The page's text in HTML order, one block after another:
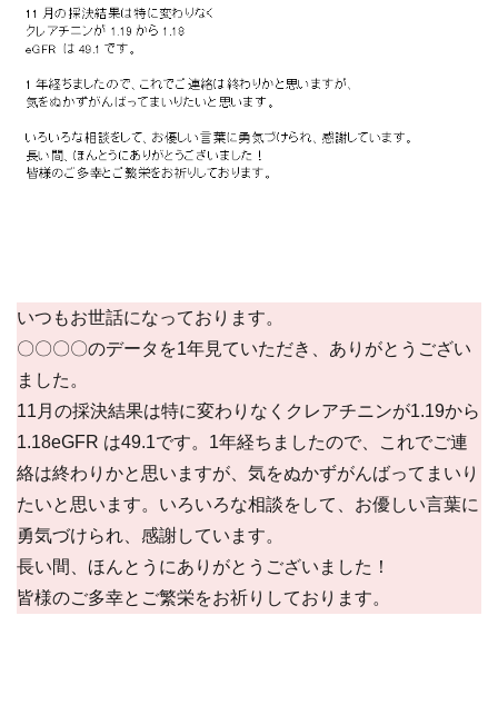
いつもお世話になっております。
〇〇〇〇のデータを1年見ていただき、ありがとうござい
ました。
11月の採決結果は特に変わりなくクレアチニンが1.19から
1.18eGFR は49.1です。1年経ちましたので、これでご連
絡は終わりかと思いますが、気をぬかずがんばってまいり
たいと思います。いろいろな相談をして、お優しい言葉に
勇気づけられ、感謝しています。
長い間、ほんとうにありがとうございました！
皆様のご多幸とご繁栄をお祈りしております。